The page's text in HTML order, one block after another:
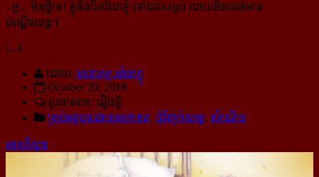
- អូ... មិនថ្វីទេ! ខ្ញុំនឹងបីភរិយាខ្ញុំ ទៅដល់បន្ទប់ ដោយមិនបាច់មាន
ជណ្ដើរយន្ដ។
[...]
ដោយ: មនោរម្យ.អាំងហ្វូ
October 20, 2018
ប្រធានបទ: រឿងខ្លី
គ្រប់អត្ថបទជាខេមរភាសា, ជុំវិញកំសាន្ដ, សំណើច
អានពិស្ដារ